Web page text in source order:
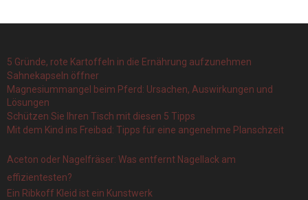
5 Gründe, rote Kartoffeln in die Ernährung aufzunehmen
Sahnekapseln öffner
Magnesiummangel beim Pferd: Ursachen, Auswirkungen und
Lösungen
Schützen Sie Ihren Tisch mit diesen 5 Tipps
Mit dem Kind ins Freibad: Tipps für eine angenehme Planschzeit
Aceton oder Nagelfräser: Was entfernt Nagellack am
effizientesten?
Ein Ribkoff Kleid ist ein Kunstwerk